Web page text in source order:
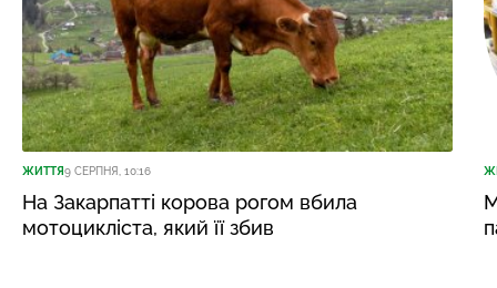
ЖИТТЯ9 СЕРПНЯ, 10:16
На Закарпатті корова рогом вбила
мотоцикліста, який її збив